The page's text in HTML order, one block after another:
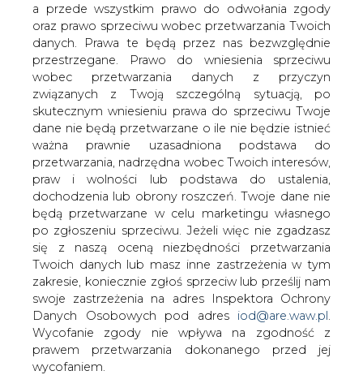
a przede wszystkim prawo do odwołania zgody
oraz prawo sprzeciwu wobec przetwarzania Twoich
danych. Prawa te będą przez nas bezwzględnie
przestrzegane. Prawo do wniesienia sprzeciwu
wobec przetwarzania danych z przyczyn
związanych z Twoją szczególną sytuacją, po
skutecznym wniesieniu prawa do sprzeciwu Twoje
dane nie będą przetwarzane o ile nie będzie istnieć
ważna prawnie uzasadniona podstawa do
przetwarzania, nadrzędna wobec Twoich interesów,
praw i wolności lub podstawa do ustalenia,
dochodzenia lub obrony roszczeń. Twoje dane nie
będą przetwarzane w celu marketingu własnego
po zgłoszeniu sprzeciwu. Jeżeli więc nie zgadzasz
się z naszą oceną niezbędności przetwarzania
Twoich danych lub masz inne zastrzeżenia w tym
zakresie, koniecznie zgłoś sprzeciw lub prześlij nam
swoje zastrzeżenia na adres Inspektora Ochrony
Danych Osobowych pod adres iod@are.waw.pl.
Wycofanie zgody nie wpływa na zgodność z
prawem przetwarzania dokonanego przed jej
wycofaniem.
PIG-PIB opublikował raport w
sprawie tight gazu
Państwo instytut Geologiczny
przedstawił raport na temat zasobów
gazu ziemnego zamkniętego w
zwięzłych i słabo przepuszczalnych
piaskowcach. Jak wynika z
opracowania, całkowita objętość gazu
ziemnego w analizowanych przez PIG
obszarach zawiera się z największym
prawdopodobieństwem w przedziale 1
528 - 1 995 mld m sześc, a wydobywalne
zasoby to 153 - 200 mld m sześc.